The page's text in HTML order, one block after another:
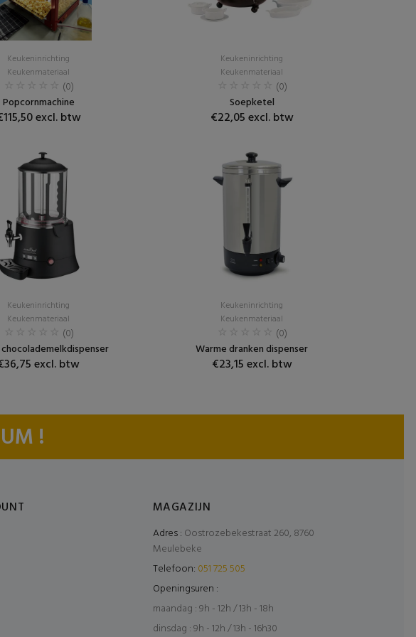
Keukeninrichting
Keukenmateriaal
(0)
Popcornmachine
excl. btw
Keukeninrichting
Keukenmateriaal
(0)
Soepketel
€22,05 excl. btw
Keukeninrichting
Keukenmateriaal
(0)
excl. btw
Keukeninrichting
Keukenmateriaal
(0)
Warme dranken dispenser
€23,15 excl. btw
!
MAGAZIJN
Adres : Oostrozebekestraat 260, 8760
Meulebeke
Telefoon: 051 725 505
Openingsuren :
maandag : 9h - 12h / 13h - 18h
dinsdag : 9h - 12h / 13h - 16h30